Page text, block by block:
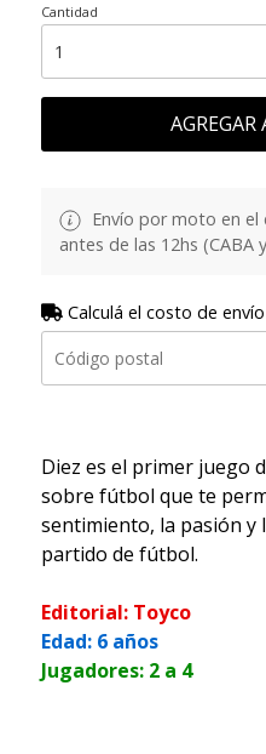
Cantidad
AGREGAR
Envío por moto en el
antes de las 12hs (CABA
Calculá el costo de envío
Diez es el primer juego
sobre fútbol que te
sentimiento, la pasión y
partido de fútbol.
Editorial: Toyco
Edad: 6 años
Jugadores: 2 a 4